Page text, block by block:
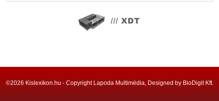
©2026 Kislexikon.hu - Copyright Lapoda Multimédia, Designed by BioDigit Kft.